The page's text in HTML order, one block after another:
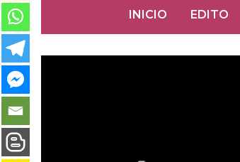
INICIO EDITO